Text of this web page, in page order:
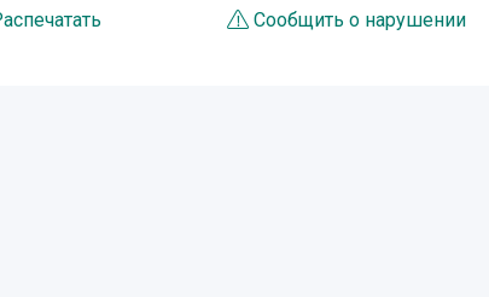
Сообщить о нарушении